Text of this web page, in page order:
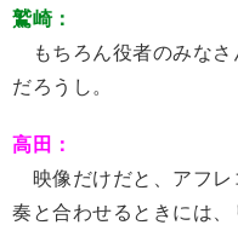
鷲崎：
もちろん役者のみなさ
だろうし。
高田：
映像だけだと、アフレ
奏と合わせるときには